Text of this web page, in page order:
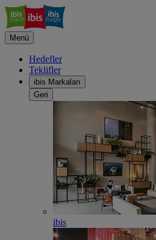
Menü
Hedefler
Teklifler
ibis Markaları
Geri
ibis